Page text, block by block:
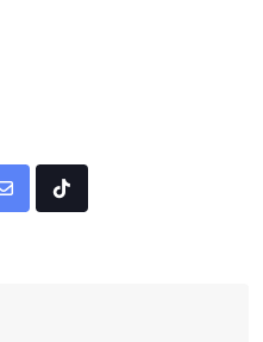
Share Tiktok